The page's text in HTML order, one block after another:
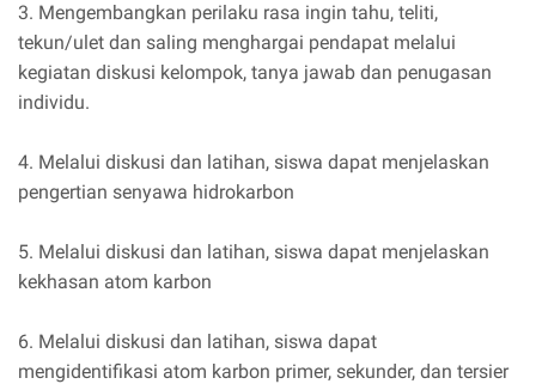
3. Mengembangkan perilaku rasa ingin tahu, teliti,
tekun/ulet dan saling menghargai pendapat melalui
kegiatan diskusi kelompok, tanya jawab dan penugasan
individu.
4. Melalui diskusi dan latihan, siswa dapat menjelaskan
pengertian senyawa hidrokarbon
5. Melalui diskusi dan latihan, siswa dapat menjelaskan
kekhasan atom karbon
6. Melalui diskusi dan latihan, siswa dapat
mengidentifikasi atom karbon primer, sekunder, dan tersier